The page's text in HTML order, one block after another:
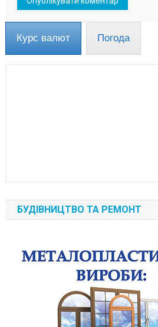
Курс валют Погода
БУДІВНИЦТВО ТА РЕМОНТ